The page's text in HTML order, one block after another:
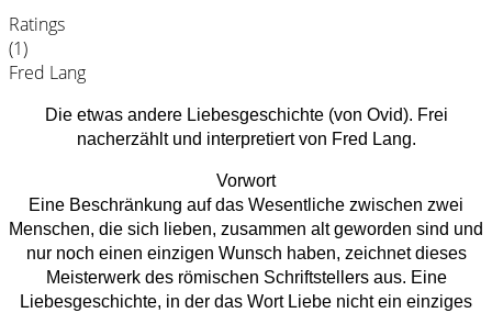
Ratings
(1)
Fred Lang
Die etwas andere Liebesgeschichte (von Ovid). Frei
nacherzählt und interpretiert von Fred Lang.
Vorwort
Eine Beschränkung auf das Wesentliche zwischen zwei
Menschen, die sich lieben, zusammen alt geworden sind und
nur noch einen einzigen Wunsch haben, zeichnet dieses
Meisterwerk des römischen Schriftstellers aus. Eine
Liebesgeschichte, in der das Wort Liebe nicht ein einziges